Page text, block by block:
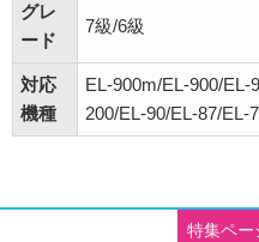
グレ
ード
7級/6級
対応
機種
EL-900m/EL-900/EL-
200/EL-90/EL-87/EL-
特集ペー